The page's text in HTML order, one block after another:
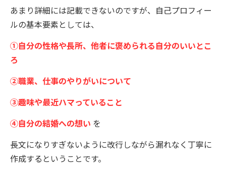
あまり詳細には記載できないのですが、 自己プロフィー
ルの基本要素としては、
①自分の性格や長所、他者に褒められる自分のいいとこ
ろ
②職業、仕事のやりがいについて
③趣味や最近ハマっていること
④自分の結婚への想い を
長文になりすぎないように改行しながら漏れなく丁寧に
作成するということです。